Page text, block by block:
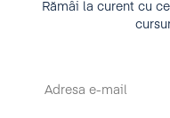
Rămâi la curent cu